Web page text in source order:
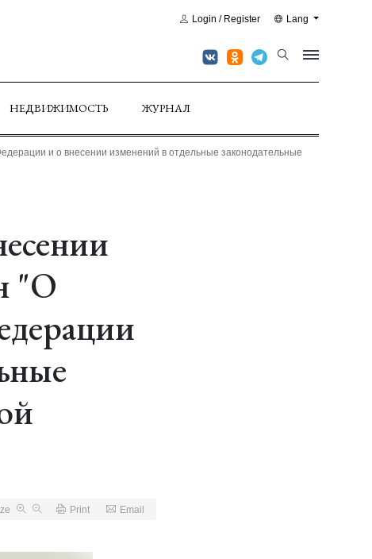
Login / Register Lang
НЕДВИЖИМОСТЬ ЖУРНАЛ
и о внесении изменений в отдельные законодательные
"О
Print Email